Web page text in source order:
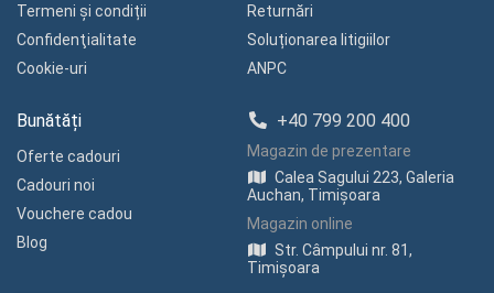
Termeni și condiții
Confidenţialitate
Cookie-uri
Returnări
Soluționarea litigiilor
ANPC
Bunătăți
Oferte cadouri
Cadouri noi
Vouchere cadou
Blog
+40 799 200 400
Magazin de prezentare
Calea Sagului 223, Galeria
Auchan, Timișoara
Magazin online
Str. Câmpului nr. 81,
Timișoara